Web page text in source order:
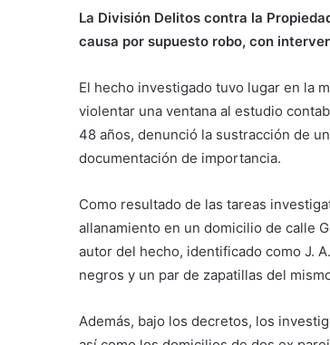
La División Delitos contra la
causa por supuesto robo, con
El hecho investigado tuvo lugar en la
violentar una ventana al estudio
48 años, denunció la sustracción de
documentación de importancia.
Como resultado de las tareas
allanamiento en un domicilio de calle
autor del hecho, identificado como J.
negros y un par de zapatillas del
Además, bajo los decretos, los